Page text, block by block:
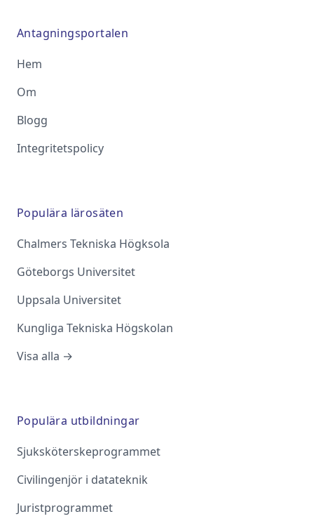
Antagningsportalen
Hem
Om
Blogg
Integritetspolicy
Populära lärosäten
Chalmers Tekniska Högksola
Göteborgs Universitet
Uppsala Universitet
Kungliga Tekniska Högskolan
Visa alla →
Populära utbildningar
Sjuksköterskeprogrammet
Civilingenjör i datateknik
Juristprogrammet